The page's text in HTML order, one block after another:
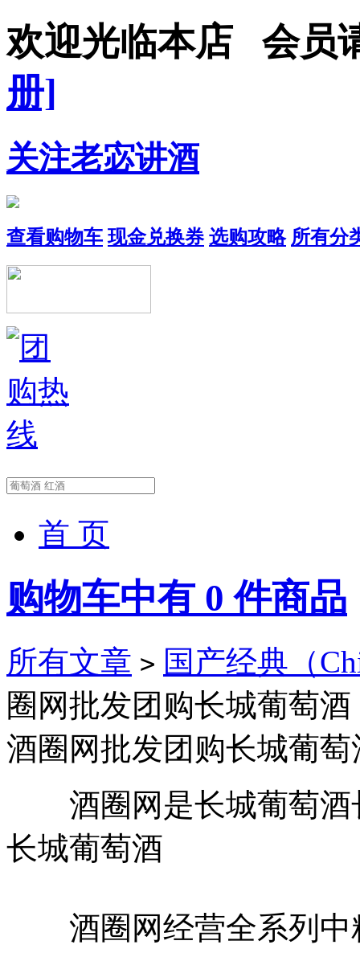
欢迎光临本店 会员
册]
关注老宓讲酒
查看购物车 现金兑换券 选购攻略 所有分
首 页
购物车中有 0 件商品
所有文章 > 国产经典（
圈网批发团购长城葡萄酒
酒圈网批发团购长城葡萄
酒圈网是长城葡萄酒
长城葡萄酒
酒圈网经营全系列中